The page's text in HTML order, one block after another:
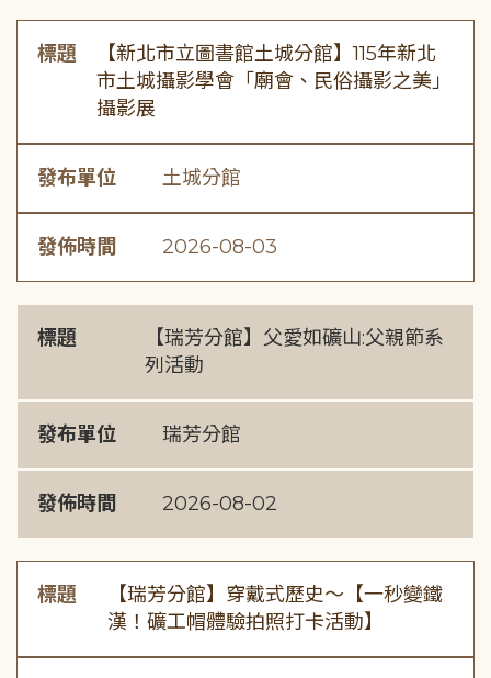
標題
【新北市立圖書館土城分館】115年新北
市土城攝影學會「廟會、民俗攝影之美」
攝影展
發布單位 土城分館
發佈時間 2026-08-03
標題
【瑞芳分館】父愛如礦山:父親節系
列活動
發布單位 瑞芳分館
發佈時間 2026-08-02
標題
【瑞芳分館】穿戴式歷史〜【一秒變鐵
漢！礦工帽體驗拍照打卡活動】